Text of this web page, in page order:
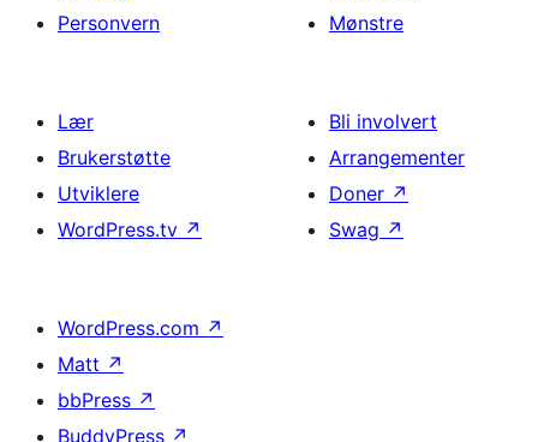
Personvern
Mønstre
Lær
Brukerstøtte
Utviklere
WordPress.tv ↗
Bli involvert
Arrangementer
Doner ↗
Swag ↗
WordPress.com ↗
Matt ↗
bbPress ↗
BuddyPress ↗